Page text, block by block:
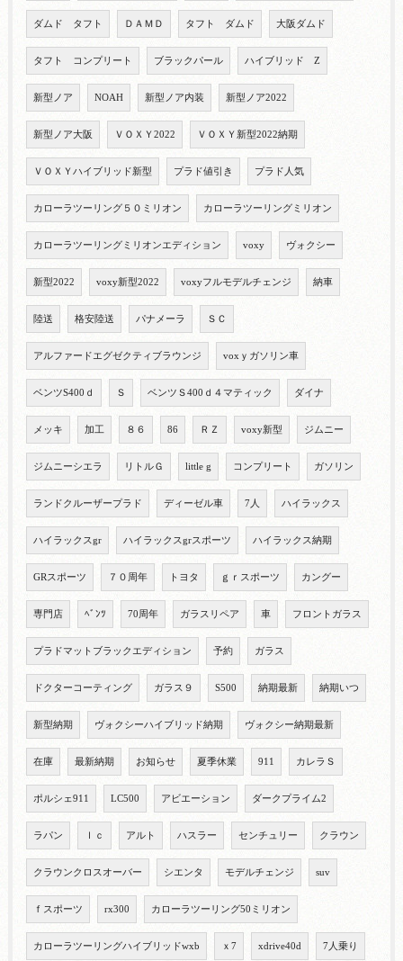
ダムド タフト ＤＡＭＤ タフト ダムド 大阪ダムド
タフト コンプリート ブラックパール ハイブリッド Z
新型ノア NOAH 新型ノア内装 新型ノア2022
新型ノア大阪 ＶＯＸＹ2022 ＶＯＸＹ新型2022納期
ＶＯＸＹハイブリッド新型 プラド値引き プラド人気
カローラツーリング５０ミリオン カローラツーリングミリオン
カローラツーリングミリオンエディション voxy ヴォクシー
新型2022 voxy新型2022 voxyフルモデルチェンジ 納車
陸送 格安陸送 パナメーラ ＳＣ
アルファードエグゼクティブラウンジ voxｙガソリン車
ベンツS400ｄ Ｓ ベンツＳ400ｄ４マティック ダイナ
メッキ 加工 ８６ 86 ＲＺ voxy新型 ジムニー
ジムニーシエラ リトルＧ little g コンプリート ガソリン
ランドクルーザープラド ディーゼル車 7人 ハイラックス
ハイラックスgr ハイラックスgrスポーツ ハイラックス納期
GRスポーツ ７０周年 トヨタ ｇｒスポーツ カングー
専門店 ﾍﾞﾝﾂ 70周年 ガラスリペア 車 フロントガラス
プラドマットブラックエディション 予約 ガラス
ドクターコーティング ガラス９ S500 納期最新 納期いつ
新型納期 ヴォクシーハイブリッド納期 ヴォクシー納期最新
在庫 最新納期 お知らせ 夏季休業 911 カレラＳ
ポルシェ911 LC500 アビエーション ダークプライム2
ラパン ｌｃ アルト ハスラー センチュリー クラウン
クラウンクロスオーバー シエンタ モデルチェンジ suv
ｆスポーツ rx300 カローラツーリング50ミリオン
カローラツーリングハイブリッドwxb ｘ7 xdrive40d 7人乗り